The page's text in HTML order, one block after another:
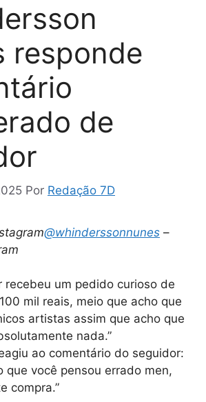
responde
de
Por Redação 7D
@whinderssonnunes –
recebeu um pedido curioso de
mil reais, meio que acho que
artistas assim que acho que
nada.”
ao comentário do seguidor:
que você pensou errado men,
compra.”